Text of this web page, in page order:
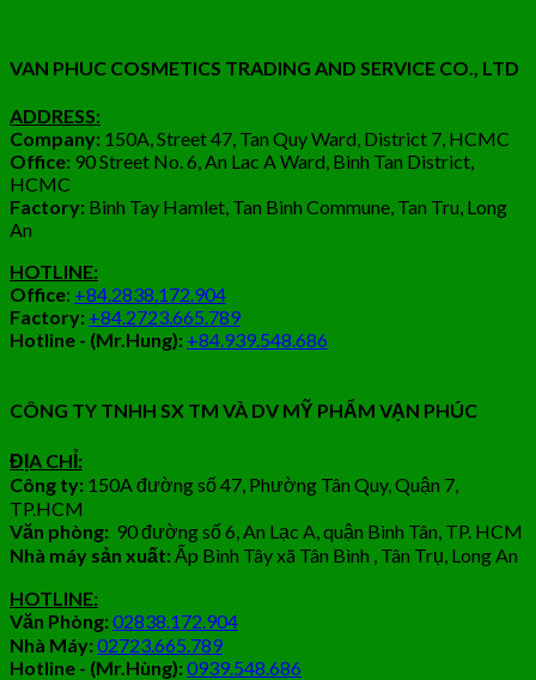
VAN PHUC COSMETICS TRADING AND SERVICE CO., LTD
ADDRESS:
Company: 150A, Street 47, Tan Quy Ward, District 7, HCMC
Office: 90 Street No. 6, An Lac A Ward, Binh Tan District,
HCMC
Factory: Binh Tay Hamlet, Tan Binh Commune, Tan Tru, Long
An
HOTLINE:
Office: +84.2838.172.904
Factory: +84.2723.665.789
Hotline - (Mr.Hung): +84.939.548.686
CÔNG TY TNHH SX TM VÀ DV MỸ PHẨM VẠN PHÚC
ĐỊA CHỈ:
Công ty: 150A đường số 47, Phường Tân Quy, Quận 7,
TP.HCM
Văn phòng: 90 đường số 6, An Lạc A, quận Bình Tân, TP. HCM
Nhà máy sản xuất: Ấp Bình Tây xã Tân Bình , Tân Trụ, Long An
HOTLINE:
Văn Phòng:02838.172.904
Nhà Máy:02723.665.789
Hotline - (Mr.Hùng):0939.548.686